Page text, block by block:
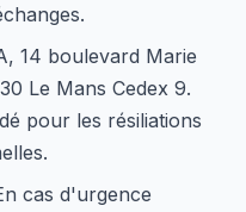
14 boulevard Marie
Le Mans Cedex 9.
pour les résiliations
cas d'urgence